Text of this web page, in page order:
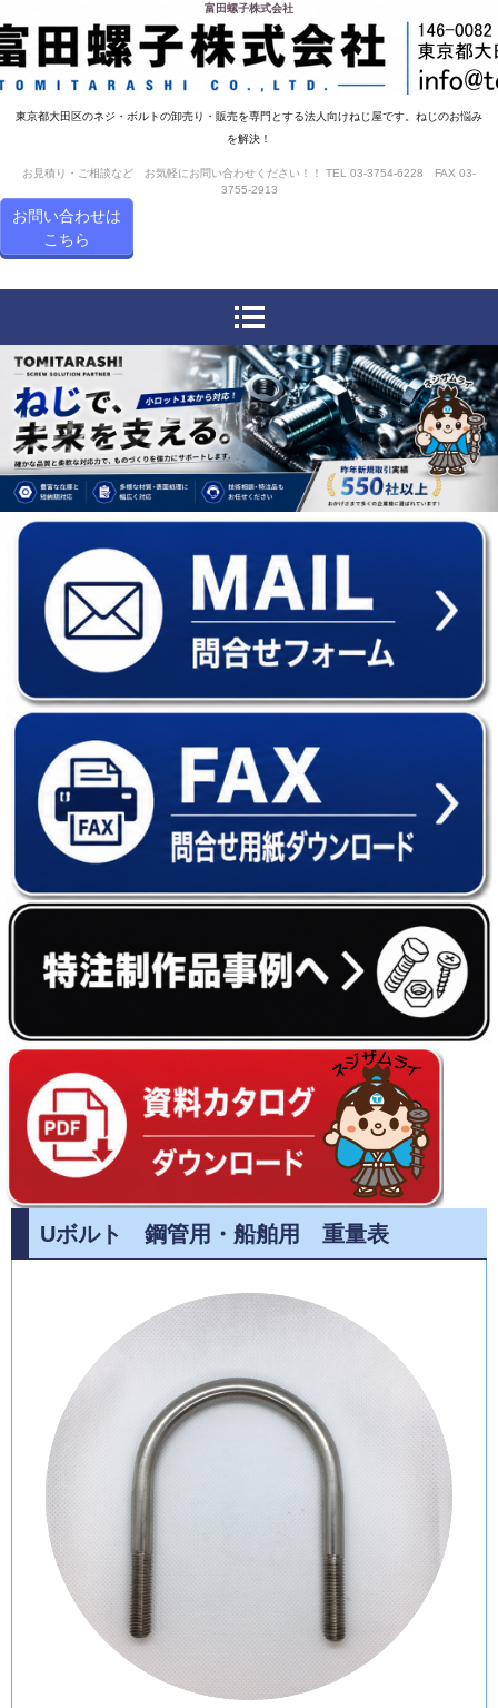
富田螺子株式会社
東京都大田区のネジ・ボルトの卸売り・販売を専門とする法人向けねじ屋です。ねじのお悩み
を解決！
お見積り・ご相談など お気軽にお問い合わせください！！ TEL 03-3754-6228 FAX 03-
3755-2913
お問い合わせは
こちら
Uボルト 鋼管用・船舶用 重量表